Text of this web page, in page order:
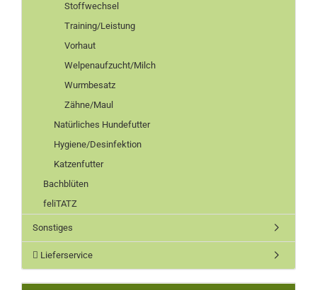
Stoffwechsel
Training/Leistung
Vorhaut
Welpenaufzucht/Milch
Wurmbesatz
Zähne/Maul
Natürliches Hundefutter
Hygiene/Desinfektion
Katzenfutter
Bachblüten
feliTATZ
Sonstiges
Lieferservice